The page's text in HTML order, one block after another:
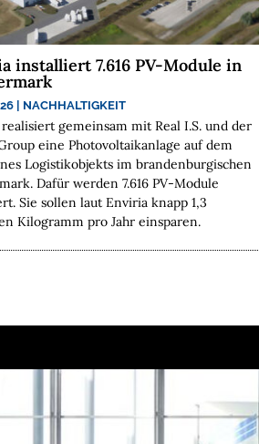
installiert 7.616 PV-Module in
NACHHALTIGKEIT
gemeinsam mit Real I.S. und der
eine Photovoltaikanlage auf dem
Logistikobjekts im brandenburgischen
Dafür werden 7.616 PV-Module
Sie sollen laut Enviria knapp 1,3
Kilogramm pro Jahr einsparen.